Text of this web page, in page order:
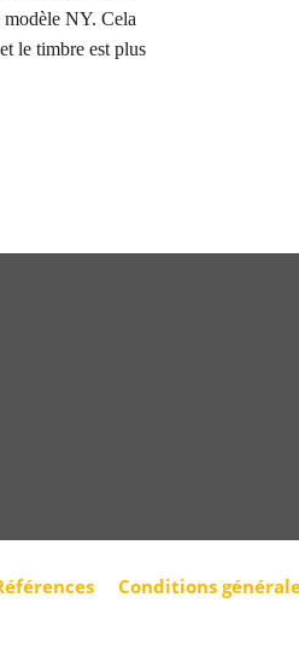
modèle NY. Cela
le timbre est plus